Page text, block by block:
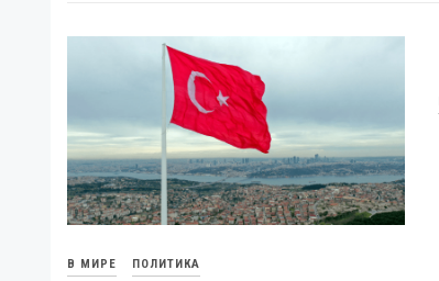
В МИРЕ ПОЛИТИКА